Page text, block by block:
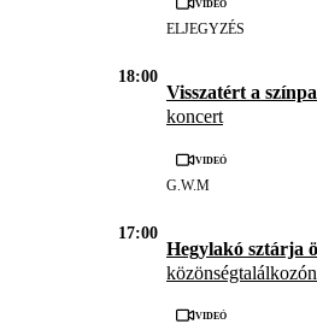
ELJEGYZÉS
18:00
Visszatért a
koncert
Videó
G.W.M
17:00
Hegylakó sztárja
közönségtalálkozón
Videó